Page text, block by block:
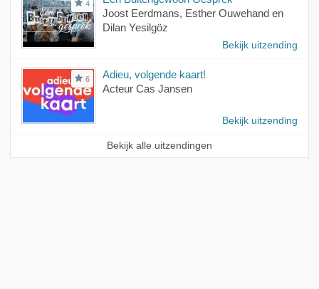
4
Joost Eerdmans, Esther Ouwehand en
Dilan Yesilgöz
Bekijk uitzending
6
Adieu, volgende kaart!
Acteur Cas Jansen
Bekijk uitzending
Bekijk alle uitzendingen